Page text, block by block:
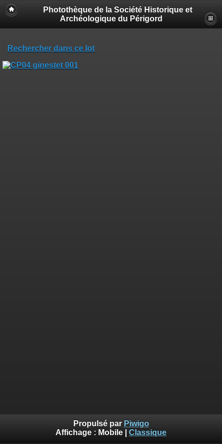
Photothèque de la Société Historique et
Archéologique du Périgord
Rechercher dans ce lot
Propulsé par Piwigo
Affichage : Mobile Classique